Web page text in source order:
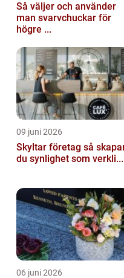
Så väljer och använder
man svarvchuckar för
högre ...
09 juni 2026
Skyltar företag så skapar
du synlighet som verkli...
06 juni 2026